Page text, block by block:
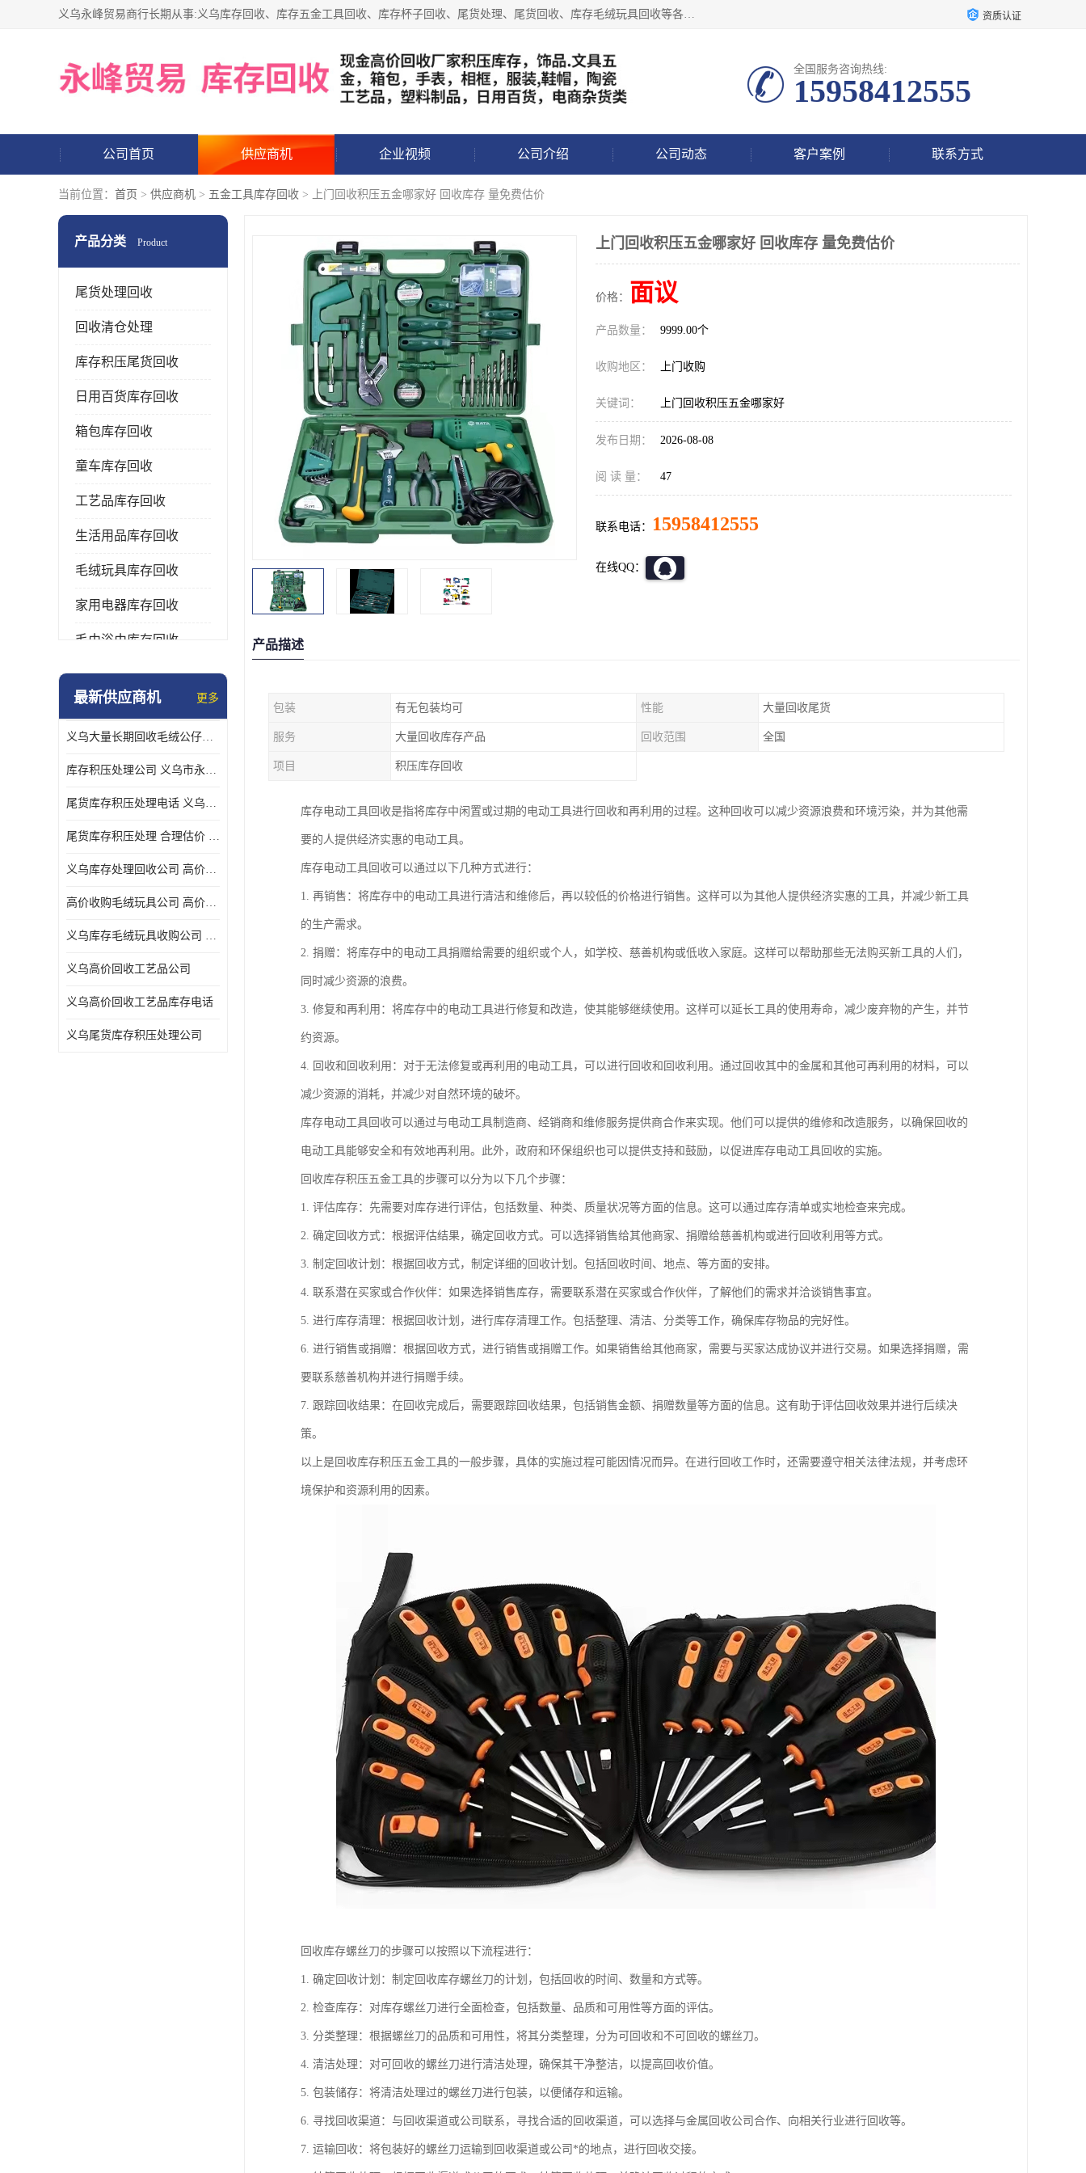
义乌永峰贸易商行长期从事:义乌库存回收、库存五金工具回收、库存杯子回收、尾货处理、尾货回收、库存毛绒玩具回收等各类产品库存回收，我们一直秉承：“，专业收购，价格从优，互惠互利，现金交易，价格公道”七大原则。欢迎有库存处理的老板来电洽谈! 资质认证
全国服务咨询热线:
15958412555
公司首页 供应商机 企业视频 公司介绍 公司动态 客户案例 联系方式
当前位置： 首页 > 供应商机 > 五金工具库存回收 > 上门回收积压五金哪家好 回收库存 量免费估价
产品分类 Product
尾货处理回收
回收清仓处理
库存积压尾货回收
日用百货库存回收
箱包库存回收
童车库存回收
工艺品库存回收
生活用品库存回收
毛绒玩具库存回收
家用电器库存回收
毛巾浴巾库存回收
水杯保温杯库存回收
五金工具库存回收
库存厨具回收
最新供应商机 更多
义乌大量长期回收毛绒公仔公司 高价回收库存积压 高价回收 欢迎电话咨询
库存积压处理公司 义乌市永峰贸易商行
尾货库存积压处理电话 义乌市永峰贸易商行
尾货库存积压处理 合理估价 量大量小均可
义乌库存处理回收公司 高价回收库存积压 大量尾货回收
高价收购毛绒玩具公司 高价回收库存积压 回收库存 二手勿扰
义乌库存毛绒玩具收购公司 高价回收库存积压 义乌市永峰贸易商行
义乌高价回收工艺品公司
义乌高价回收工艺品库存电话
义乌尾货库存积压处理公司
上门回收积压五金哪家好 回收库存 量免费估价
价格： 面议
产品数量： 9999.00个
收购地区： 上门收购
关键词： 上门回收积压五金哪家好
发布日期： 2026-08-08
阅 读 量： 47
联系电话： 15958412555
在线QQ：
产品描述
包装 有无包装均可 性能 大量回收尾货
服务 大量回收库存产品 回收范围 全国
项目 积压库存回收
库存电动工具回收是指将库存中闲置或过期的电动工具进行回收和再利用的过程。这种回收可以减少资源浪费和环境污染，并为其他需
要的人提供经济实惠的电动工具。
库存电动工具回收可以通过以下几种方式进行：
1. 再销售：将库存中的电动工具进行清洁和维修后，再以较低的价格进行销售。这样可以为其他人提供经济实惠的工具，并减少新工具
的生产需求。
2. 捐赠：将库存中的电动工具捐赠给需要的组织或个人，如学校、慈善机构或低收入家庭。这样可以帮助那些无法购买新工具的人们，
同时减少资源的浪费。
3. 修复和再利用：将库存中的电动工具进行修复和改造，使其能够继续使用。这样可以延长工具的使用寿命，减少废弃物的产生，并节
约资源。
4. 回收和回收利用：对于无法修复或再利用的电动工具，可以进行回收和回收利用。通过回收其中的金属和其他可再利用的材料，可以
减少资源的消耗，并减少对自然环境的破坏。
库存电动工具回收可以通过与电动工具制造商、经销商和维修服务提供商合作来实现。他们可以提供的维修和改造服务，以确保回收的
电动工具能够安全和有效地再利用。此外，政府和环保组织也可以提供支持和鼓励，以促进库存电动工具回收的实施。
回收库存积压五金工具的步骤可以分为以下几个步骤：
1. 评估库存：先需要对库存进行评估，包括数量、种类、质量状况等方面的信息。这可以通过库存清单或实地检查来完成。
2. 确定回收方式：根据评估结果，确定回收方式。可以选择销售给其他商家、捐赠给慈善机构或进行回收利用等方式。
3. 制定回收计划：根据回收方式，制定详细的回收计划。包括回收时间、地点、等方面的安排。
4. 联系潜在买家或合作伙伴：如果选择销售库存，需要联系潜在买家或合作伙伴，了解他们的需求并洽谈销售事宜。
5. 进行库存清理：根据回收计划，进行库存清理工作。包括整理、清洁、分类等工作，确保库存物品的完好性。
6. 进行销售或捐赠：根据回收方式，进行销售或捐赠工作。如果销售给其他商家，需要与买家达成协议并进行交易。如果选择捐赠，需
要联系慈善机构并进行捐赠手续。
7. 跟踪回收结果：在回收完成后，需要跟踪回收结果，包括销售金额、捐赠数量等方面的信息。这有助于评估回收效果并进行后续决
策。
以上是回收库存积压五金工具的一般步骤，具体的实施过程可能因情况而异。在进行回收工作时，还需要遵守相关法律法规，并考虑环
境保护和资源利用的因素。
回收库存螺丝刀的步骤可以按照以下流程进行：
1. 确定回收计划：制定回收库存螺丝刀的计划，包括回收的时间、数量和方式等。
2. 检查库存：对库存螺丝刀进行全面检查，包括数量、品质和可用性等方面的评估。
3. 分类整理：根据螺丝刀的品质和可用性，将其分类整理，分为可回收和不可回收的螺丝刀。
4. 清洁处理：对可回收的螺丝刀进行清洁处理，确保其干净整洁，以提高回收价值。
5. 包装储存：将清洁处理过的螺丝刀进行包装，以便储存和运输。
6. 寻找回收渠道：与回收渠道或公司联系，寻找合适的回收渠道，可以选择与金属回收公司合作、向相关行业进行回收等。
7. 运输回收：将包装好的螺丝刀运输到回收渠道或公司*的地点，进行回收交接。